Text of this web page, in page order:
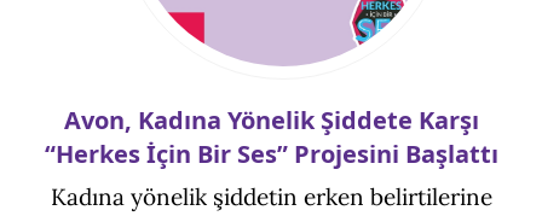
Avon, Kadına Yönelik Şiddete Karşı
“Herkes İçin Bir Ses” Projesini Başlattı
Kadına yönelik şiddetin erken belirtilerine